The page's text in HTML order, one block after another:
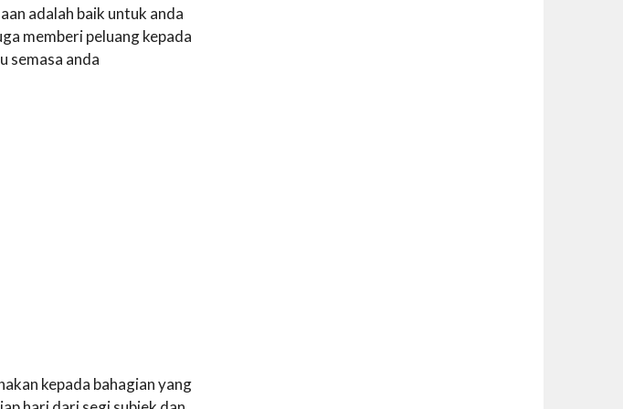
adalah baik untuk anda
memberi peluang kepada
semasa anda
kepada bahagian yang